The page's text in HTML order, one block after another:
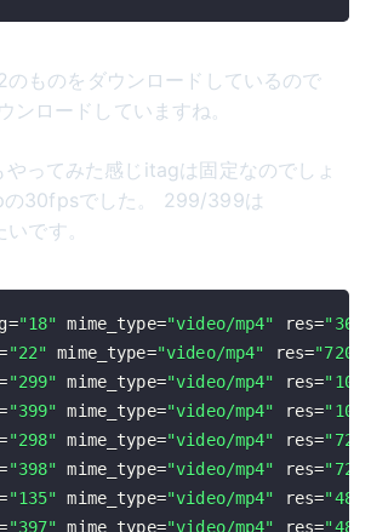
ものをダウンロードしているので
ンロードしていますね。
やってみた感じitagは固定なのでしょ
の30fpsでした。 299/399は
です。
="18" mime_type="video/mp4" res=
"22" mime_type="video/mp4" res=
"299" mime_type="video/mp4" res=
"399" mime_type="video/mp4" res=
"298" mime_type="video/mp4" res=
"398" mime_type="video/mp4" res=
"135" mime_type="video/mp4" res=
"397" mime_type="video/mp4" res=